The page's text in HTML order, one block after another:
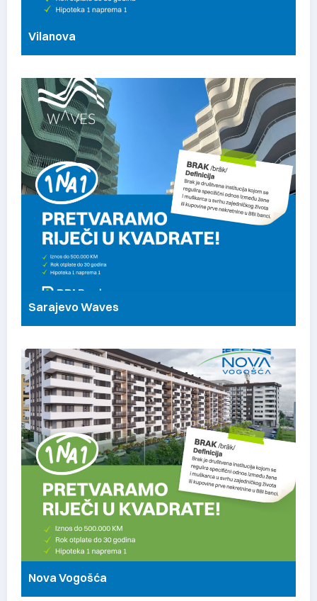
Vilanova
Sarajevo Waves
Nova Vogošća